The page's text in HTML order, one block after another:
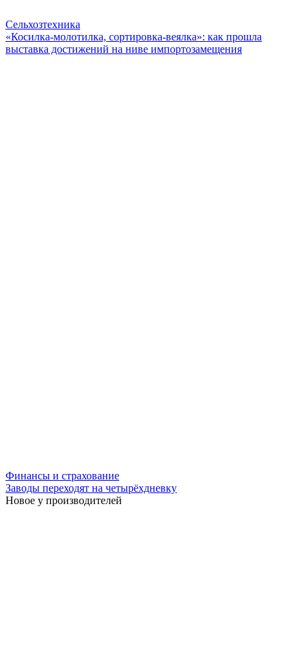
Сельхозтехника
«Косилка-молотилка, сортировка-веялка»: как прошла
выставка достижений на ниве импортозамещения
Финансы и страхование
Заводы переходят на четырёхдневку
Новое у производителей